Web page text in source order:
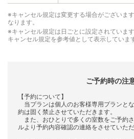
※キャンセル規定は変更する場合がございま
なります。
※キャンセル規定は日ごとに設定されていま
キャンセル規定を参考値として表示していま
ご予約時の注
【予約について】
当プランは個人のお客様専用プランと
約は固く禁止させていただきます。
また、おひとりで多くの室数をご予約
ルより予約内容確認の連絡をさせていた